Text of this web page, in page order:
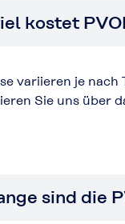
kostet
variieren je
Sie uns über
sind die